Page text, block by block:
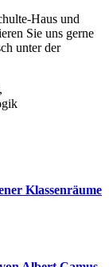
Haus und
Sie uns gerne
unter der
Klassenräume